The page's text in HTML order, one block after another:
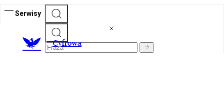
Serwisy
Cyfrowa